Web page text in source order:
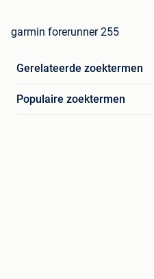
garmin forerunner 255
Gerelateerde zoektermen
Populaire zoektermen